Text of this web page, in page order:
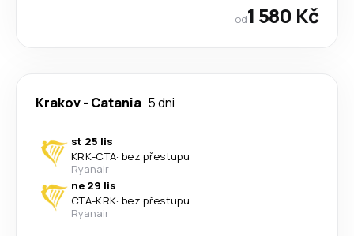
od1 580 Kč
Krakov- Catania 5 dni
st 25 lis
KRK-CTA· bez přestupu
Ryanair
ne 29 lis
CTA-KRK· bez přestupu
Ryanair